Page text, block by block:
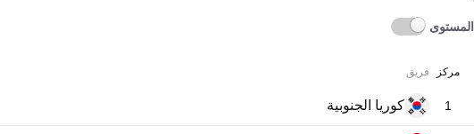
المستوى
مركز فريق
1 كوريا الجنوبية